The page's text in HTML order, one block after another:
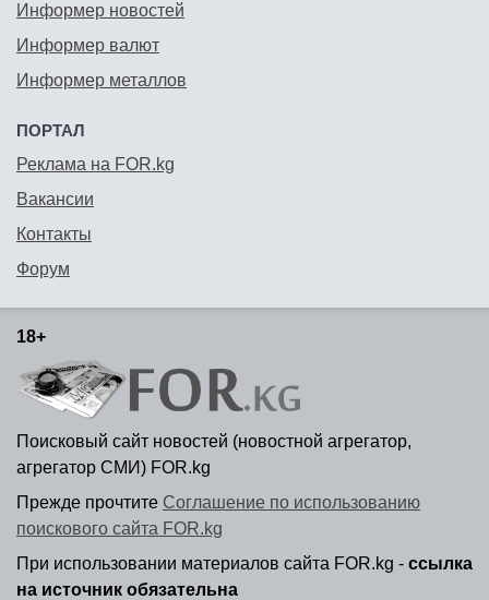
Информер новостей
Информер валют
Информер металлов
ПОРТАЛ
Реклама на FOR.kg
Вакансии
Контакты
Форум
18+
Поисковый сайт новостей (новостной агрегатор,
агрегатор СМИ) FOR.kg
Прежде прочтите Соглашение по использованию
поискового сайта FOR.kg
При использовании материалов сайта FOR.kg - ссылка
на источник обязательна